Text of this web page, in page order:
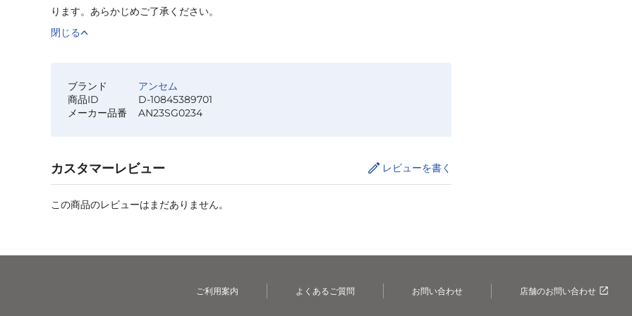
ります。あらかじめご了承ください。
閉じる
ブランド
アンセム
商品ID
D-10845389701
メーカー品番
AN23SG0234
カスタマーレビュー レビューを書く
この商品のレビューはまだありません。
ご利用案内 よくあるご質問 お問い合わせ 店舗のお問い合わせ